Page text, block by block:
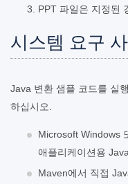
PPT 파일은 지정된
시스템 요구
Java 변환 샘플 코드를 실
하십시오.
Microsoft Windows
애플리케이션용
Maven에서 직접